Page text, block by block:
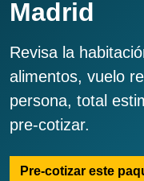
Madrid
Revisa la
alimentos, vuelo
persona, total
pre-cotizar.
Pre-cotizar este